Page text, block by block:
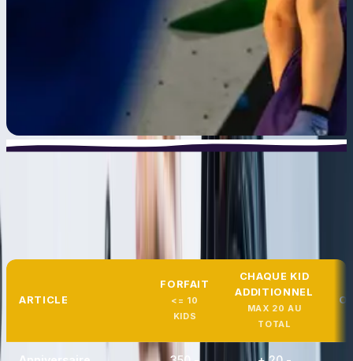
Tarifs anniversaire
ARTICLE
FORFAIT
<= 10
KIDS
CHAQUE KID
ADDITIONNEL
MAX 20 AU
TOTAL